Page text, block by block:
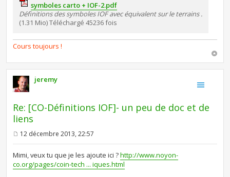
symboles carto + IOF-2.pdf
Définitions des symboles IOF avec équivalent sur le terrains .
(1.31 Mio) Téléchargé 45236 fois
Cours toujours !
jeremy
Re: [CO-Définitions IOF]- un peu de doc et de
liens
e
s
a
12 décembre 2013, 22:57
Mimi, veux tu que je les ajoute ici ?http://www.noyon-
co.org/pages/coin-tech ... iques.html